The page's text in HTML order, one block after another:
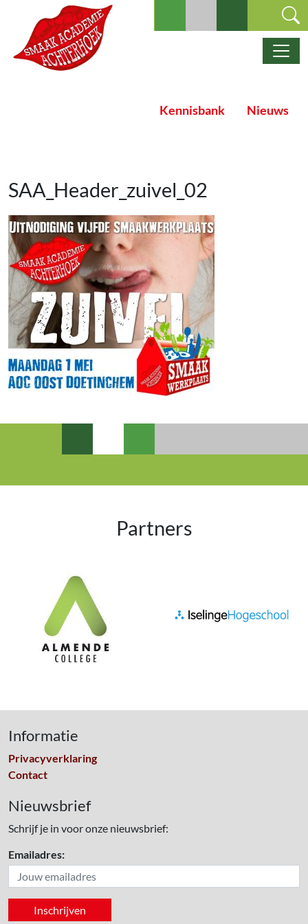
Ga naar de inhoud
Hoofdnavigatie
Kennisbank Nieuws
SAA_Header_zuivel_02
Partners
Informatie
Privacyverklaring
Contact
Nieuwsbrief
Schrijf je in voor onze nieuwsbrief:
Emailadres: